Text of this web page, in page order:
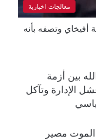
معالجات اخبارية
وتصفه بأنه
بين أزمة
الإدارة وتآكل
الموت مصير